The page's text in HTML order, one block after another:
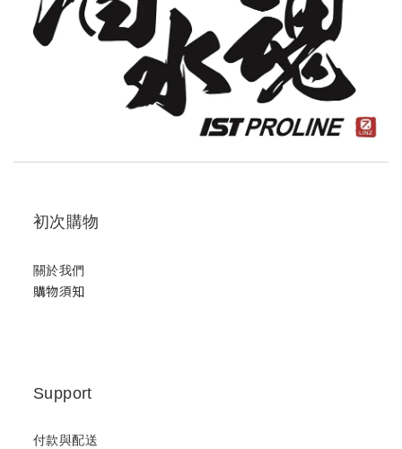
初次購物
關於我們
購物須知
Support
付款與配送